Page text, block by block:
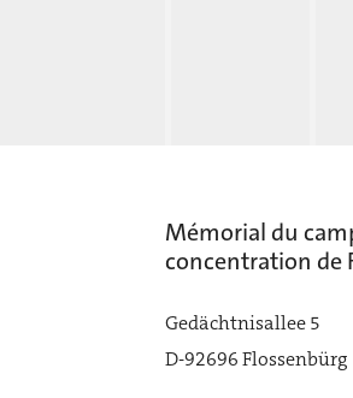
Mémorial du
concentration de
Gedächtnisallee 5
D-92696 Flossenbürg